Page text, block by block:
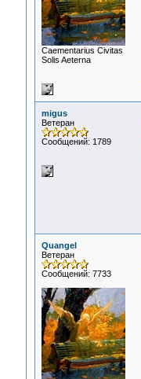
Сaementarius Civitas
Solis Aeterna
migus
Ветеран
Сообщений: 1789
Quangel
Ветеран
Сообщений: 7733